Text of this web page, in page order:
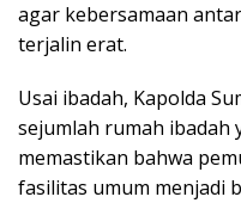
agar kebersamaan
terjalin erat.
Usai ibadah, Kapolda
sejumlah rumah ibadah
memastikan bahwa
fasilitas umum menjadi